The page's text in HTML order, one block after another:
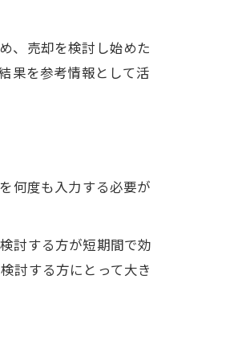
、売却を検討し始めた
果を参考情報として活
何度も入力する必要が
討する方が短期間で効
討する方にとって大き